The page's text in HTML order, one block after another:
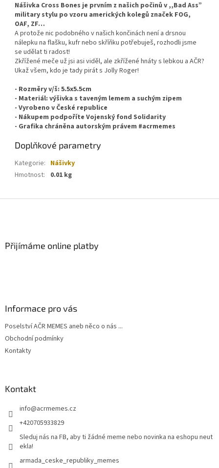
Nášivka Cross Bones je prvním z našich počinů v ,,Bad Ass”
military stylu po vzoru amerických kolegů značek FOG,
OAF, ZF…
A protože nic podobného v našich končinách není a drsnou
nálepku na flašku, kufr nebo skříňku potřebuješ, rozhodli jsme
se udělat ti radost!
Zkřížené meče už jsi asi viděl, ale zkřížené hnáty s lebkou a AČR?
Ukaž všem, kdo je tady pirát s Jolly Roger!
- Rozměry v/š: 5.5x5.5cm
- Materiál: výšivka s taveným lemem a suchým zipem
- Vyrobeno v České republice
- Nákupem podpoříte Vojenský fond Solidarity
- Grafika chráněna autorským právem #acrmemes
Doplňkové parametry
Kategorie: Nášivky
Hmotnost: 0.01 kg
Přijímáme online platby
Informace pro vás
Poselství AČR MEMES aneb něco o nás ...
Obchodní podmínky
Kontakty
Kontakt
info@acrmemes.cz
+420705933829
Sleduj nás na FB, aby ti žádné meme nebo novinka na eshopu neut
ekla!
armada_ceske_republiky_memes